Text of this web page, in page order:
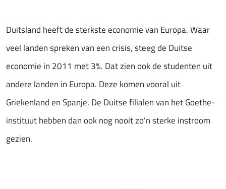
Duitsland heeft de sterkste economie van Europa. Waar
veel landen spreken van een crisis, steeg de Duitse
economie in 2011 met 3%. Dat zien ook de studenten uit
andere landen in Europa. Deze komen vooral uit
Griekenland en Spanje. De Duitse filialen van het Goethe-
instituut hebben dan ook nog nooit zo’n sterke instroom
gezien.